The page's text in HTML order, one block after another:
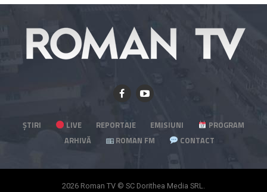
ȘTIRI LIVE REPORTAJE EMISIUNI
PROGRAM
ARHIVĂ
ROMAN FM CONTACT
2026 Roman TV © SC Dorithea Media SRL.